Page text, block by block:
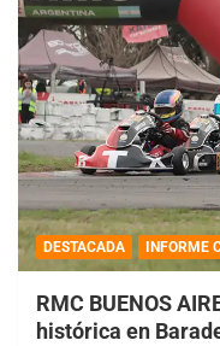
DESTACADA INFORME
RMC BUENOS
histórica en